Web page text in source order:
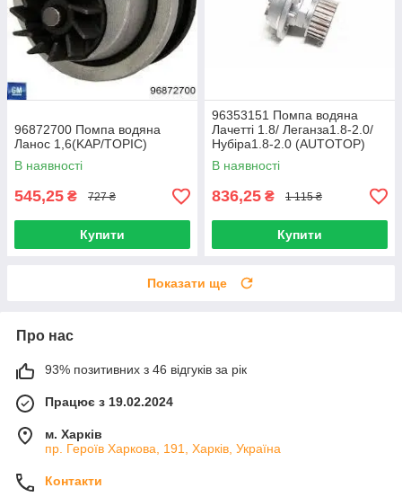
96872700 Помпа водяна
Ланос 1,6(KAP/TOPIC)
В наявності
545,25 ₴ 727 ₴
Купити
96353151 Помпа водяна
Лачетті 1.8/ Леганза1.8-2.0/
Нубіра1.8-2.0 (AUTOTOP)
Корея
В наявності
836,25 ₴ 1 115 ₴
Купити
Показати ще
Про нас
93% позитивних з 46 відгуків за рік
Працює з 19.02.2024
м. Харків
пр. Героїв Харкова, 191, Харків, Україна
Контакти